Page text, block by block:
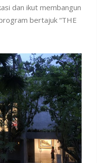
dan ikut membangun
bertajuk “THE